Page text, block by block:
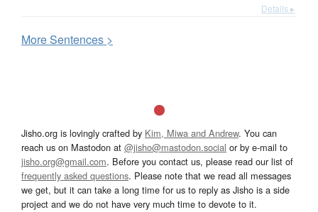
Details ▸
MoreSentences >
Jisho.org is lovingly crafted by Kim, Miwa and Andrew. You can
reach us on Mastodon at @jisho@mastodon.social or by e-mail to
jisho.org@gmail.com. Before you contact us, please read our list of
frequently asked questions. Please note that we read all messages
we get, but it can take a long time for us to reply as Jisho is a side
project and we do not have very much time to devote to it.